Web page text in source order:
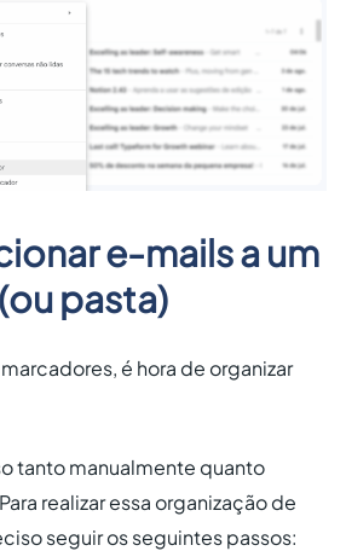
e-mails a um
pasta)
é hora de organizar
tanto manualmente quanto
realizar essa organização de
seguir os seguintes passos: